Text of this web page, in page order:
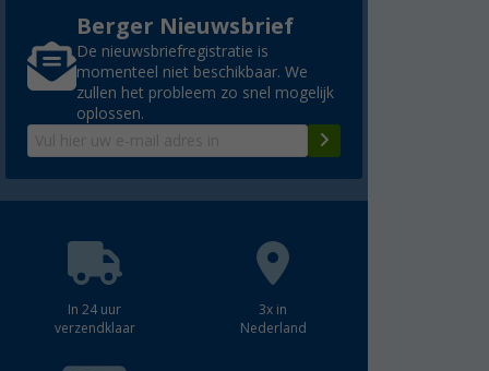
Berger Nieuwsbrief
De nieuwsbriefregistratie is
momenteel niet beschikbaar. We
zullen het probleem zo snel mogelijk
oplossen.
In 24 uur
verzendklaar
3x in
Nederland